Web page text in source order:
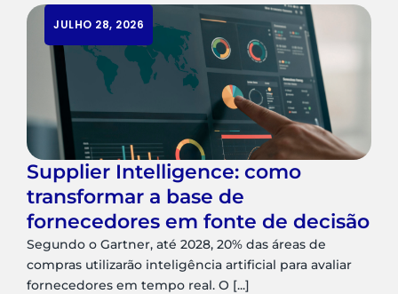
JULHO 28, 2026
Supplier Intelligence: como
transformar a base de
fornecedores em fonte de decisão
Segundo o Gartner, até 2028, 20% das áreas de
compras utilizarão inteligência artificial para avaliar
fornecedores em tempo real. O [...]